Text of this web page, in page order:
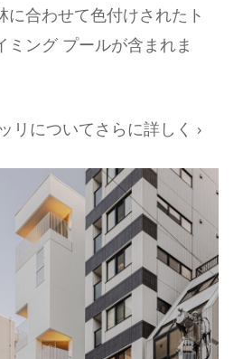
に合わせて色付けされたト
ミング プールが含まれま
リについてさらに詳しく ›